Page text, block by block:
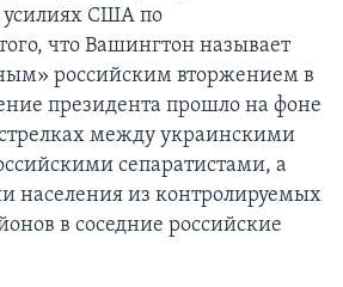
США по
что Вашингтон называет
российским вторжением в
президента прошло на фоне
между украинскими
сепаратистами, а
населения из контролируемых
в соседние российские